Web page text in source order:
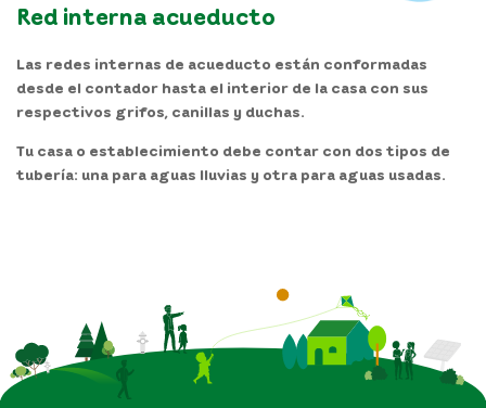
Red interna acueducto
Las redes internas de acueducto están conformadas
desde el contador hasta el interior de la casa con sus
respectivos grifos, canillas y duchas.
Tu casa o establecimiento debe contar con dos tipos de
tubería: una para aguas lluvias y otra para aguas usadas.